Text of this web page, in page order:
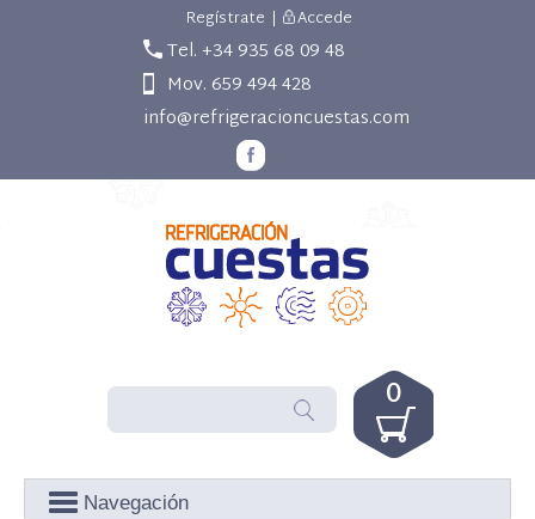
Regístrate | Accede
Tel. +34 935 68 09 48
Mov. 659 494 428
info@refrigeracioncuestas.com
Navegación
0